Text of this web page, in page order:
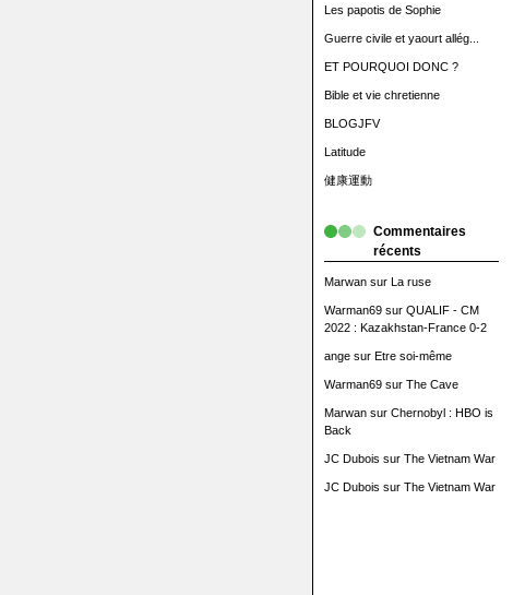
Les papotis de Sophie
Guerre civile et yaourt allég...
ET POURQUOI DONC ?
Bible et vie chretienne
BLOGJFV
Latitude
健康運動
Commentaires
récents
Marwansur La ruse
Warman69sur QUALIF - CM
2022 : Kazakhstan-France 0-2
angesur Etre soi-même
Warman69sur The Cave
Marwansur Chernobyl : HBO is
Back
JC Dubois sur The Vietnam War
JC Dubois sur The Vietnam War